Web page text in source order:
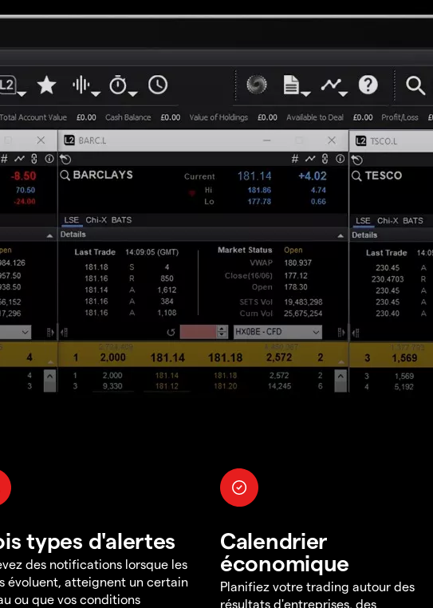
types d'alertes
des notifications lorsque les
évoluent, atteignent un certain
ou que vos conditions
Calendrier
économique
Planifiez votre trading autour des
résultats d'entreprises, des